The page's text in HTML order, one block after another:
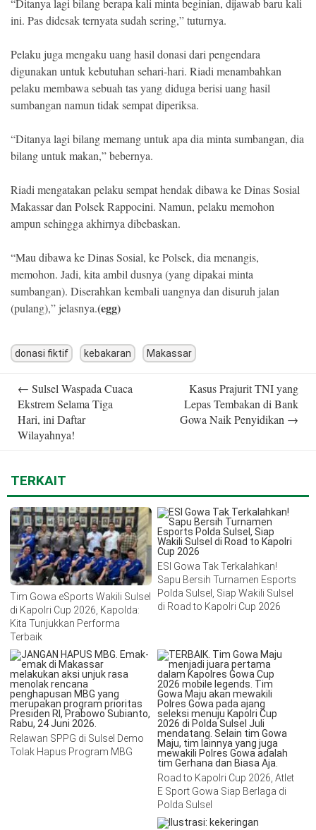
“Ditanya lagi bilang berapa kali minta beginian, dijawab baru kali
ini. Pas didesak ternyata sudah sering,” tuturnya.
Pelaku juga mengaku uang hasil donasi dari pengendara
digunakan untuk kebutuhan sehari-hari. Riadi menambahkan
pelaku membawa sebuah tas yang diduga berisi uang hasil
sumbangan namun tidak sempat diperiksa.
“Ditanya lagi bilang memang untuk apa dia minta sumbangan, dia
bilang untuk makan,” bebernya.
Riadi mengatakan pelaku sempat hendak dibawa ke Dinas Sosial
Makassar dan Polsek Rappocini. Namun, pelaku memohon
ampun sehingga akhirnya dibebaskan.
“Mau dibawa ke Dinas Sosial, ke Polsek, dia menangis,
memohon. Jadi, kita ambil dusnya (yang dipakai minta
sumbangan). Diserahkan kembali uangnya dan disuruh jalan
(pulang),” jelasnya.(egg)
donasi fiktif kebakaran Makassar
navigation
← Sulsel Waspada Cuaca
Ekstrem Selama Tiga
Hari, ini Daftar
Wilayahnya!
Kasus Prajurit TNI yang
Lepas Tembakan di Bank
Gowa Naik Penyidikan →
TERKAIT
Tim Gowa eSports Wakili Sulsel
di Kapolri Cup 2026, Kapolda:
Kita Tunjukkan Performa
Terbaik
ESI Gowa Tak Terkalahkan!
Sapu Bersih Turnamen Esports
Polda Sulsel, Siap Wakili Sulsel
di Road to Kapolri Cup 2026
Relawan SPPG di Sulsel Demo
Tolak Hapus Program MBG
Road to Kapolri Cup 2026, Atlet
E Sport Gowa Siap Berlaga di
Polda Sulsel